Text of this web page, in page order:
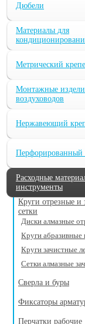
Дюбели
Материалы для
Метрический
Монтажные
воздуховодов
Нержавеющий
Перфорированный
Расходные
инструменты
Круги отрезные и
сетки
Диски алмазные
Круги
Круги зачистные
Сетки алмазные
Сверла и буры
Фиксаторы
Перчатки рабочие